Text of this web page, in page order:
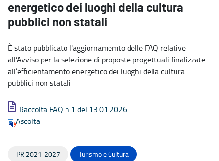
energetico dei luoghi della cultura
pubblici non statali
È stato pubblicato l'aggiornamemto delle FAQ relative
all’Avviso per la selezione di proposte progettuali finalizzate
all’efficientamento energetico dei luoghi della cultura
pubblici non statali
Raccolta FAQ n.1 del 13.01.2026
Ascolta
PR 2021-2027
Turismo e Cultura